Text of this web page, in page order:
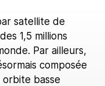
satellite de
1,5 millions
Par ailleurs,
composée
basse